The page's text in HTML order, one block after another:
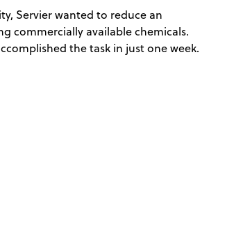
Servier wanted to reduce an
commercially available chemicals.
the task in just one week.